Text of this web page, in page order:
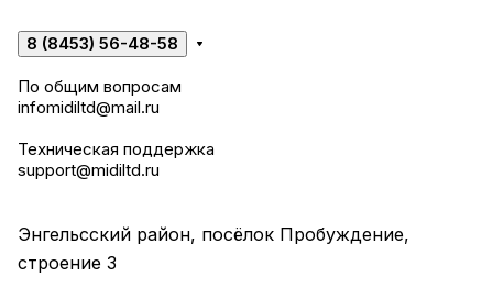
8 (8453) 56-48-58
По общим вопросам
infomidiltd@mail.ru
Техническая поддержка
support@midiltd.ru
Энгельсский район, посёлок Пробуждение,
строение 3